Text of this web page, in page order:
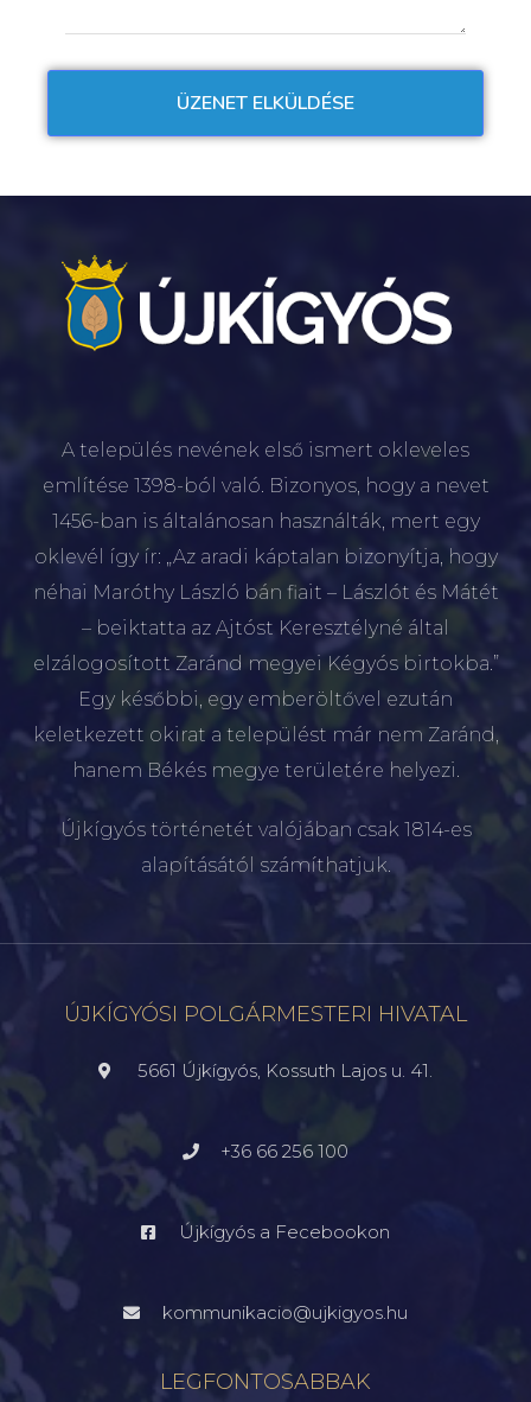
A település nevének első ismert okleveles
említése 1398-ból való. Bizonyos, hogy a nevet
1456-ban is általánosan használták, mert egy
oklevél így ír: „Az aradi káptalan bizonyítja, hogy
néhai Maróthy László bán fiait – Lászlót és Mátét
– beiktatta az Ajtóst Keresztélyné által
elzálogosított Zaránd megyei Kégyós birtokba.”
Egy későbbi, egy emberöltővel ezután
keletkezett okirat a települést már nem Zaránd,
hanem Békés megye területére helyezi.
Újkígyós történetét valójában csak 1814-es
alapításától számíthatjuk.
ÚJKÍGYÓSI POLGÁRMESTERI HIVATAL
5661 Újkígyós, Kossuth Lajos u. 41.
+36 66 256 100
Újkígyós a Fecebookon
kommunikacio@ujkigyos.hu
LEGFONTOSABBAK